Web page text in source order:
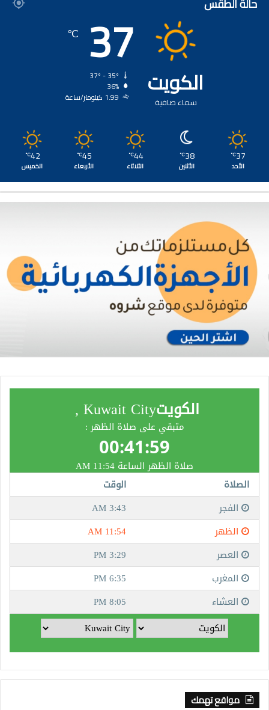
حالة الطقس
الكويت
سماء صافية
37
℃
36%
1.99 كيلومتر/ساعة
37
℃
الأحد
38
℃
الأثنين
44
℃
الثلاثاء
45
℃
الأربعاء
42
℃
الخميس
مواقع تهمك